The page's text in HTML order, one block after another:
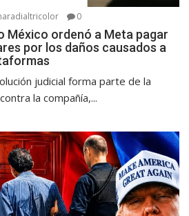
0
México ordenó a Meta pagar
por los daños causados a
judicial forma parte de la
la compañía,...